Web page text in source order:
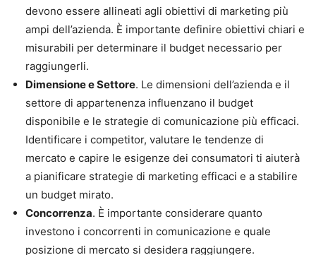
devono essere allineati agli obiettivi di marketing più
ampi dell’azienda. È importante definire obiettivi chiari e
misurabili per determinare il budget necessario per
raggiungerli.
Dimensione e Settore. Le dimensioni dell’azienda e il
settore di appartenenza influenzano il budget
disponibile e le strategie di comunicazione più efficaci.
Identificare i competitor, valutare le tendenze di
mercato e capire le esigenze dei consumatori ti aiuterà
a pianificare strategie di marketing efficaci e a stabilire
un budget mirato.
Concorrenza. È importante considerare quanto
investono i concorrenti in comunicazione e quale
posizione di mercato si desidera raggiungere.